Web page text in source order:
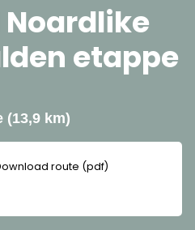
etappe
(13,9 km)
route (pdf)